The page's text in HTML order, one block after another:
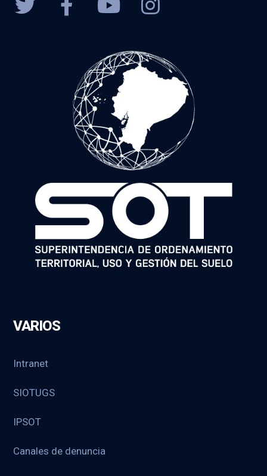
VARIOS
Intranet
SIOTUGS
IPSOT
Canales de denuncia